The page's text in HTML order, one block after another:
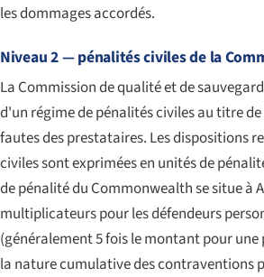
les dommages accordés.
Niveau 2 — pénalités civiles de la
La Commission de qualité et de
d'un régime de pénalités civiles au titre de
fautes des prestataires. Les dispositions
civiles sont exprimées en unités de
de pénalité du Commonwealth se situe à
multiplicateurs pour les défendeurs
(généralement 5 fois le montant pour une
la nature cumulative des contraventions